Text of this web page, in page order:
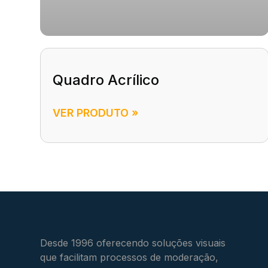
Quadro Acrílico
VER PRODUTO »
Desde 1996 oferecendo soluções visuais
que facilitam processos de moderação,